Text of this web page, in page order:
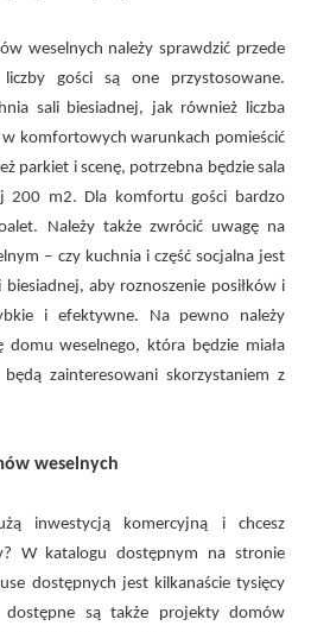
weselnych należy sprawdzić przede
gości są one przystosowane.
sali biesiadnej, jak również liczba
w komfortowych warunkach pomieścić
parkiet i scenę, potrzebna będzie sala
200 m2. Dla komfortu gości bardzo
Należy także zwrócić uwagę na
– czy kuchnia i część socjalna jest
aby roznoszenie posiłków i
i efektywne. Na pewno należy
domu weselnego, która będzie miała
zainteresowani skorzystaniem z
weselnych
inwestycją komercyjną i chcesz
W katalogu dostępnym na stronie
dostępnych jest kilkanaście tysięcy
są także projekty domów